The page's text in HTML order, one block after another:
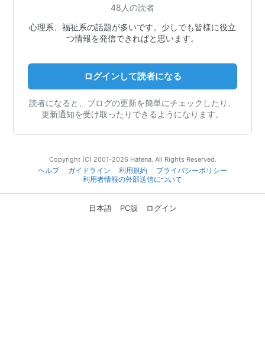
48人の読者
心理系、福祉系の話題が多いです。少しでも皆様に役立
つ情報を発信できればと思います。
ログインして読者になる
読者になると、ブログの更新を簡単にチェックしたり、
更新通知を受け取ったりできるようになります。
Copyright (C) 2001-2026 Hatena. All Rights Reserved.
ヘルプ
ガイドライン 利用規約
プライバシーポリシー
利用者情報の外部送信について
日本語 PC版 ログイン